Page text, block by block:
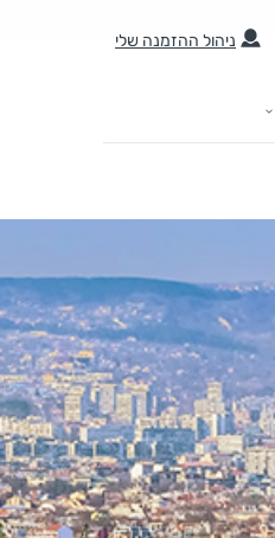
ניהול ההזמנה שלי